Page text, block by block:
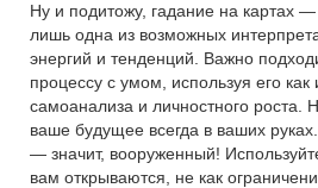
Ну и подитожу, гадание на картах —
лишь одна из возможных
энергий и тенденций. Важно
процессу с умом, используя его как
самоанализа и личностного роста.
ваше будущее всегда в ваших
— значит, вооруженный!
вам открываются, не как